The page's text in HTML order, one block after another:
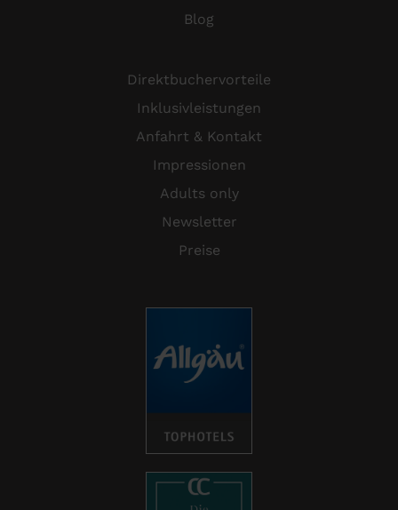
Blog
Direktbuchervorteile
Inklusivleistungen
Anfahrt & Kontakt
Impressionen
Adults only
Newsletter
Preise